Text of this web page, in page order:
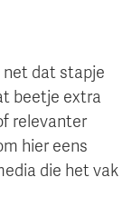
net dat stapje
beetje extra
relevanter
hier eens
die het vak